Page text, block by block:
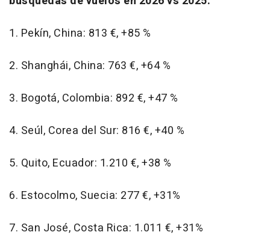
1. Pekín, China: 813 €, +85 %
2. Shanghái, China: 763 €, +64 %
3. Bogotá, Colombia: 892 €, +47 %
4. Seúl, Corea del Sur: 816 €, +40 %
5. Quito, Ecuador: 1.210 €, +38 %
6. Estocolmo, Suecia: 277 €, +31%
7. San José, Costa Rica: 1.011 €, +31%